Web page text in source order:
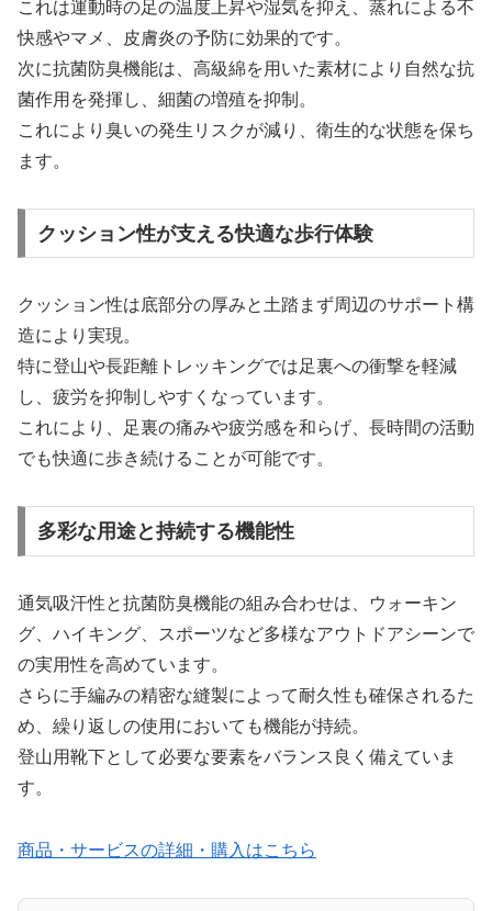
これは運動時の足の温度上昇や湿気を抑え、蒸れによる不
快感やマメ、皮膚炎の予防に効果的です。
次に抗菌防臭機能は、高級綿を用いた素材により自然な抗
菌作用を発揮し、細菌の増殖を抑制。
これにより臭いの発生リスクが減り、衛生的な状態を保ち
ます。
クッション性が支える快適な歩行体験
クッション性は底部分の厚みと土踏まず周辺のサポート構
造により実現。
特に登山や長距離トレッキングでは足裏への衝撃を軽減
し、疲労を抑制しやすくなっています。
これにより、足裏の痛みや疲労感を和らげ、長時間の活動
でも快適に歩き続けることが可能です。
多彩な用途と持続する機能性
通気吸汗性と抗菌防臭機能の組み合わせは、ウォーキン
グ、ハイキング、スポーツなど多様なアウトドアシーンで
の実用性を高めています。
さらに手編みの精密な縫製によって耐久性も確保されるた
め、繰り返しの使用においても機能が持続。
登山用靴下として必要な要素をバランス良く備えていま
す。
商品・サービスの詳細・購入はこちら